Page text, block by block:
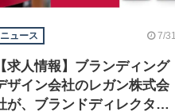
ニュース 7/31
【求人情報】ブランディング
ザイン会社のレガン株式会
が、ブランドディレクター